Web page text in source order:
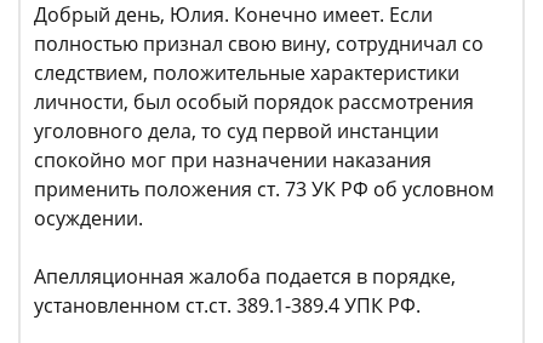
Добрый день, Юлия. Конечно имеет. Если
полностью признал свою вину, сотрудничал со
следствием, положительные характеристики
личности, был особый порядок рассмотрения
уголовного дела, то суд первой инстанции
спокойно мог при назначении наказания
применить положения ст. 73 УК РФ об условном
осуждении.
Апелляционная жалоба подается в порядке,
установленном ст.ст. 389.1-389.4 УПК РФ.